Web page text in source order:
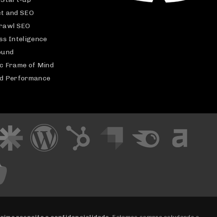
and SEO
SEO
Inteligence
Frame of Mind
Performance